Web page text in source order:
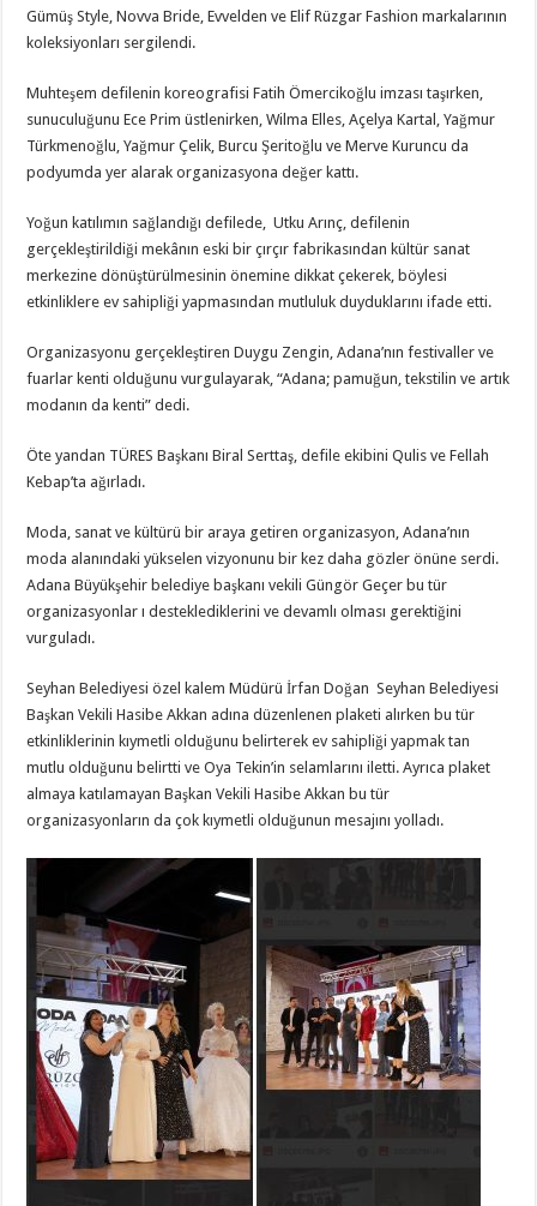
Gümüş Style, Novva Bride, Evvelden ve Elif Rüzgar Fashion markalarının
koleksiyonları sergilendi.
Muhteşem defilenin koreografisi Fatih Ömercikoğlu imzası taşırken,
sunuculuğunu Ece Prim üstlenirken, Wilma Elles, Açelya Kartal, Yağmur
Türkmenoğlu, Yağmur Çelik, Burcu Şeritoğlu ve Merve Kuruncu da
podyumda yer alarak organizasyona değer kattı.
Yoğun katılımın sağlandığı defilede, Utku Arınç, defilenin
gerçekleştirildiği mekânın eski bir çırçır fabrikasından kültür sanat
merkezine dönüştürülmesinin önemine dikkat çekerek, böylesi
etkinliklere ev sahipliği yapmasından mutluluk duyduklarını ifade etti.
Organizasyonu gerçekleştiren Duygu Zengin, Adana’nın festivaller ve
fuarlar kenti olduğunu vurgulayarak, “Adana; pamuğun, tekstilin ve artık
modanın da kenti” dedi.
Öte yandan TÜRES Başkanı Biral Serttaş, defile ekibini Qulis ve Fellah
Kebap’ta ağırladı.
Moda, sanat ve kültürü bir araya getiren organizasyon, Adana’nın
moda alanındaki yükselen vizyonunu bir kez daha gözler önüne serdi.
Adana Büyükşehir belediye başkanı vekili Güngör Geçer bu tür
organizasyonlar ı desteklediklerini ve devamlı olması gerektiğini
vurguladı.
Seyhan Belediyesi özel kalem Müdürü İrfan Doğan Seyhan Belediyesi
Başkan Vekili Hasibe Akkan adına düzenlenen plaketi alırken bu tür
etkinliklerinin kıymetli olduğunu belirterek ev sahipliği yapmak tan
mutlu olduğunu belirtti ve Oya Tekin’in selamlarını iletti. Ayrıca plaket
almaya katılamayan Başkan Vekili Hasibe Akkan bu tür
organizasyonların da çok kıymetli olduğunun mesajını yolladı.